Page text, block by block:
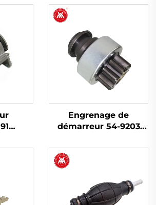
230
283
Engrenage de
démarreur 54-9203
240, 145, 250, 255, 350,
375, 425, 440, 450